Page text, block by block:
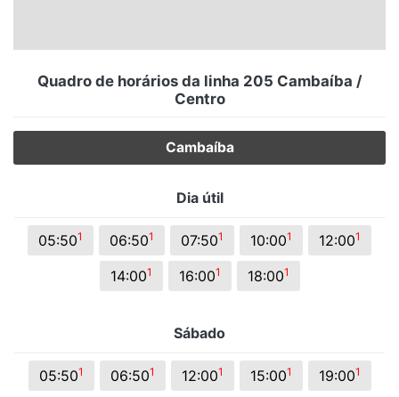
Quadro de horários da linha 205 Cambaíba /
Centro
Cambaíba
Dia útil
05:501 06:501 07:501 10:001 12:001
14:001 16:001 18:001
Sábado
05:501 06:501 12:001 15:001 19:001